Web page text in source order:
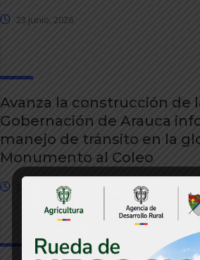
23 junio, 2026
Avanza la construcción de
Gobernación de Arauca
manejo de tránsito en la
Monumento al Coleo
23 junio, 2026